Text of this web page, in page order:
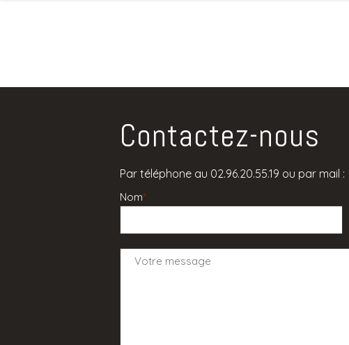
Contactez-nous
Par téléphone au 02.96.20.55.19 ou par mail :
Nom*